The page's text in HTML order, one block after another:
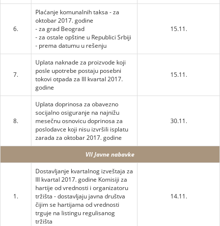
6.
Plaćanje komunalnih taksa - za
oktobar 2017. godine
- za grad Beograd
- za ostale opštine u Republici Srbiji
- prema datumu u rešenju
15.11.
7.
Uplata naknade za proizvode koji
posle upotrebe postaju posebni
tokovi otpada za III kvartal 2017.
godine
15.11.
8.
Uplata doprinosa za obavezno
socijalno osiguranje na najnižu
mesečnu osnovicu doprinosa za
poslodavce koji nisu izvršili isplatu
zarada za oktobar 2017. godine
30.11.
VII Javne nabavke
1.
Dostavljanje kvartalnog izveštaja za
III kvartal 2017. godine Komisiji za
hartije od vrednosti i organizatoru
tržišta - dostavljaju javna društva
čijim se hartijama od vrednosti
trguje na listingu regulisanog
tržišta
14.11.